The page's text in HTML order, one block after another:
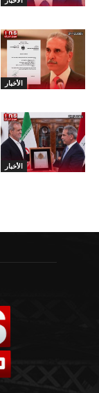
الأخبار
الأخبار